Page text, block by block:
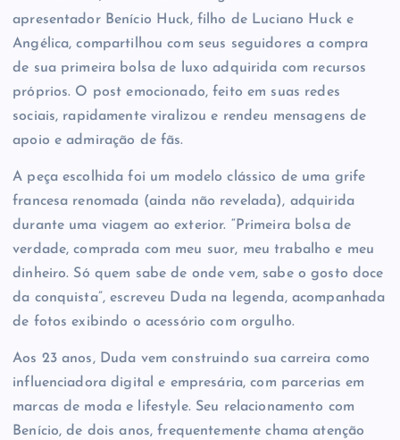
apresentador Benício Huck, filho de Luciano Huck e
Angélica, compartilhou com seus seguidores a compra
de sua primeira bolsa de luxo adquirida com recursos
próprios. O post emocionado, feito em suas redes
sociais, rapidamente viralizou e rendeu mensagens de
apoio e admiração de fãs.
A peça escolhida foi um modelo clássico de uma grife
francesa renomada (ainda não revelada), adquirida
durante uma viagem ao exterior. “Primeira bolsa de
verdade, comprada com meu suor, meu trabalho e meu
dinheiro. Só quem sabe de onde vem, sabe o gosto doce
da conquista”, escreveu Duda na legenda, acompanhada
de fotos exibindo o acessório com orgulho.
Aos 23 anos, Duda vem construindo sua carreira como
influenciadora digital e empresária, com parcerias em
marcas de moda e lifestyle. Seu relacionamento com
Benício, de dois anos, frequentemente chama atenção